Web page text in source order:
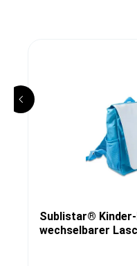
Sublistar®
wechselbarer